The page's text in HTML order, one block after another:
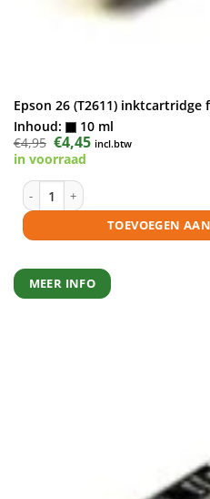
Epson 26 (T2611)
Inhoud:
10 ml
€4,95 Oorspronkelijke
prijs
was:
€4,45Huidige
prijs
incl.btw
in voorraad
Epson 26 (T2611) inktcartridge
TOEVOEGEN
MEER INFO